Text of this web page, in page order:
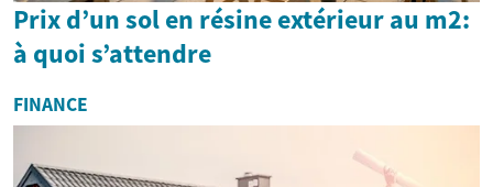
Prix d’un sol en résine extérieur au m2:
à quoi s’attendre
FINANCE